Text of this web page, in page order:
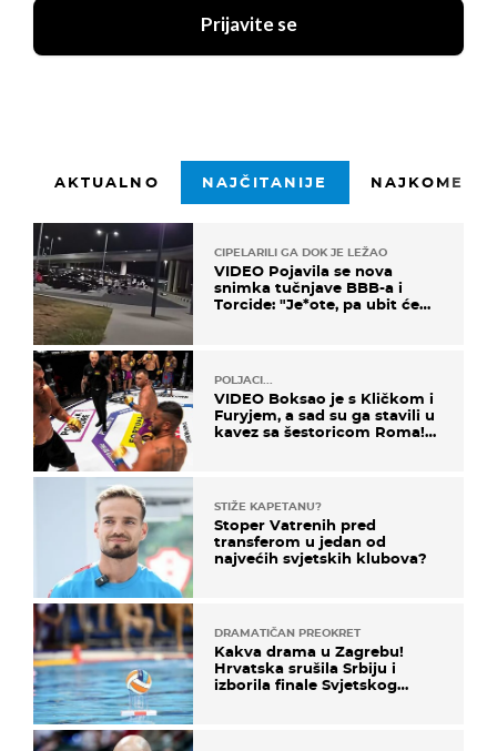
Prijavite se
AKTUALNO NAJČITANIJE
CIPELARILI GA DOK JE LEŽAO
VIDEO Pojavila se nova
snimka tučnjave BBB-a i
Torcide: "Je*ote, pa ubit će
POLJACI...
VIDEO Boksao je s Kličkom i
Furyjem, a sad su ga stavili u
kavez sa šestoricom Roma!
STIŽE KAPETANU?
Stoper Vatrenih pred
transferom u jedan od
najvećih svjetskih klubova?
DRAMATIČAN PREOKRET
Kakva drama u Zagrebu!
Hrvatska srušila Srbiju i
izborila finale Svjetskog